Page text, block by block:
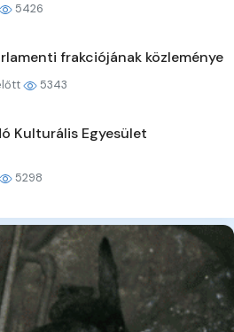
5426
frakciójának közleménye
5343
Kulturális Egyesület
5298